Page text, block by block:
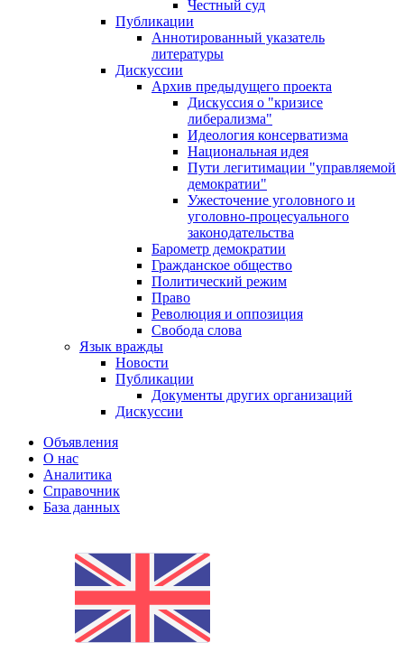
Честный суд
Публикации
Аннотированный указатель
литературы
Дискуссии
Архив предыдущего проекта
Дискуссия о "кризисе
либерализма"
Идеология консерватизма
Национальная идея
Пути легитимации "управляемой
демократии"
Ужесточение уголовного и
уголовно-процесуального
законодательства
Барометр демократии
Гражданское общество
Политический режим
Право
Революция и оппозиция
Свобода слова
Язык вражды
Новости
Публикации
Документы других организаций
Дискуссии
Объявления
О нас
Аналитика
Справочник
База данных